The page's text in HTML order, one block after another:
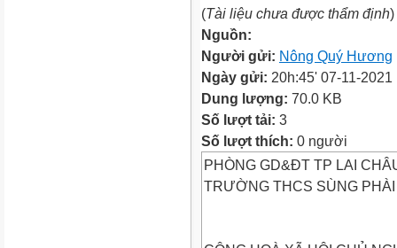
(Tài liệu chưa được thẩm định)
Nguồn:
Người gửi: Nông Quý Hương
Ngày gửi: 20h:45' 07-11-2021
Dung lượng: 70.0 KB
Số lượt tải: 3
Số lượt thích: 0 người
PHÒNG GD&ĐT TP LAI
TRƯỜNG THCS SÙNG PHÀI